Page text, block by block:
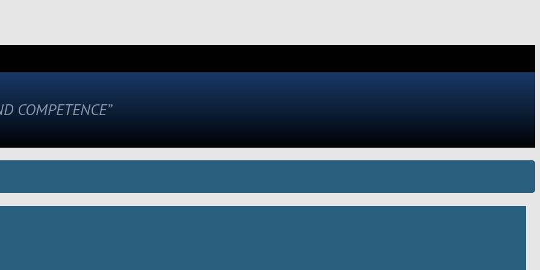
COMPETENCE”